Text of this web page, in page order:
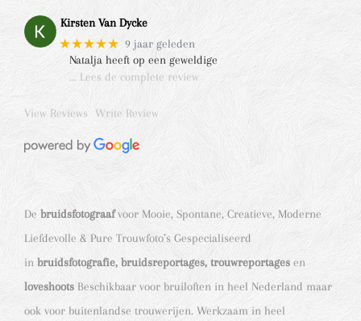
Kirsten Van Dycke
★★★★★ 9 jaar geleden
Natalja heeft op een geweldige
… Lees de complete review
View Reviews Write Review
De bruidsfotograafvoor Mooie, Spontane, Creatieve, Moderne
Liefdevolle & Pure Trouwfoto’s Gespecialiseerd
in bruidsfotografie, bruidsreportages, trouwreportages en
loveshoots Beschikbaar voor bruiloften in heel Nederland maar
ook voor buitenlandse trouwerijen. Werkzaam in heel